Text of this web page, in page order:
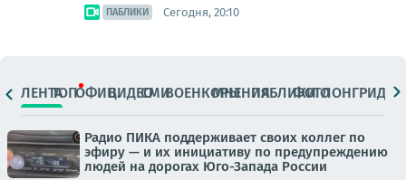
ПАБЛИКИ Сегодня, 20:10
ЛЕНТАТОПОФИЦ.ВИДЕОСМИВОЕНКОРЫМНЕНИЯПАБЛИКИ
ФОТОЛОНГРИДЫ
Радио ПИКА поддерживает своих коллег по
эфиру — и их инициативу по предупреждению
людей на дорогах Юго-Запада России